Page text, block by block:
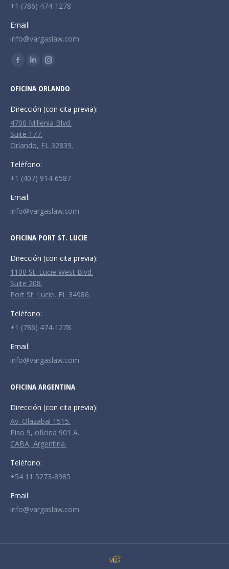
+1 (786) 474-1278
Email:
info@vargaslaw.com
Encuéntranos en:
Facebook
opens
in
new
window
Linkedin
opens
in
new
window
Instagram
opens
in
new
OFICINA ORLANDO
Dirección (con cita previa):
4700 Millenia Blvd.
Suite 177.
Orlando, FL 32839.
Teléfono:
+1 (407) 914-6587
Email:
info@vargaslaw.com
OFICINA PORT ST. LUCIE
Dirección (con cita previa):
1100 St. Lucie West Blvd.
Suite 208.
Port St. Lucie, FL 34986.
Teléfono:
+1 (786) 474-1278
Email:
info@vargaslaw.com
OFICINA ARGENTINA
Dirección (con cita previa):
Av. Olazabal 1515.
Piso 9, oficina 901 A.
CABA, Argentina.
Teléfono:
+54 11 5273-8985
Email:
info@vargaslaw.com